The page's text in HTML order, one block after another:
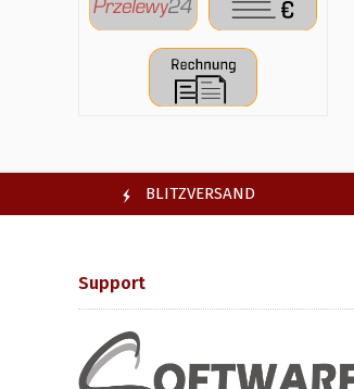
BLITZVERSAND
Support